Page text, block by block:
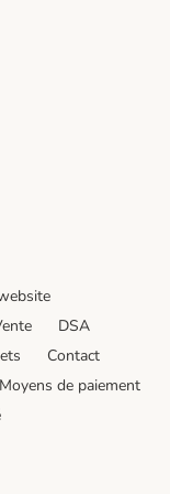
DSA
Contact
Moyens de paiement